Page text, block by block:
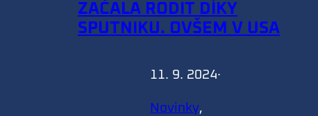
ZAČALA RODIT DÍKY
SPUTNIKU. OVŠEM V USA
11. 9. 2024·
Novinky